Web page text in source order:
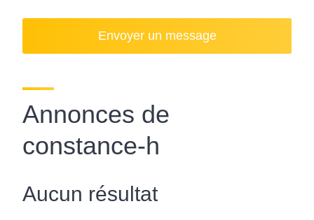
Envoyer un message
Annonces de
constance-h
Aucun résultat